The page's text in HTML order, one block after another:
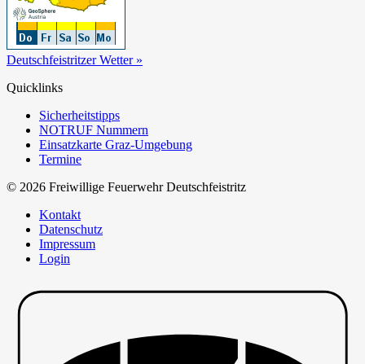
Deutschfeistritzer Wetter »
Quicklinks
Sicherheitstipps
NOTRUF Nummern
Einsatzkarte Graz-Umgebung
Termine
© 2026 Freiwillige Feuerwehr Deutschfeistritz
Kontakt
Datenschutz
Impressum
Login